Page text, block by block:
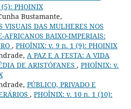
PHOINIX
Bustamante,
VISUAIS DAS MULHERES NOS
AFRICANOS BAIXO-IMPERIAIS:
, PHOÎNIX: v. 9 n. 1 (9): PHOINIX
A PAZ E A FESTA: A VIDA
DE ARISTÓFANES , PHOÎNIX: v.
PÚBLICO, PRIVADO E
, PHOÎNIX: v. 10 n. 1 (10):